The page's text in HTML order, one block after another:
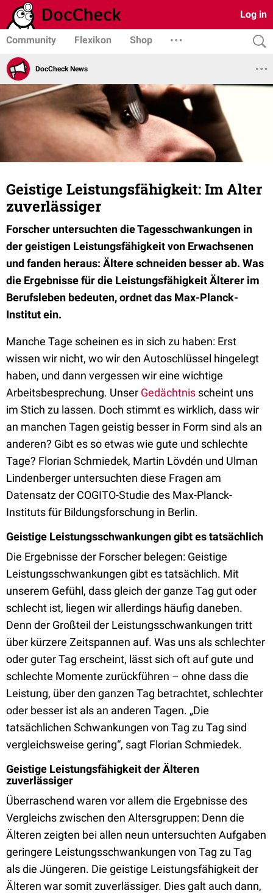
Log in
Community Flexikon Shop
DocCheck News
Geistige Leistungsfähigkeit: Im Alter
zuverlässiger
Forscher untersuchten die Tagesschwankungen in
der geistigen Leistungsfähigkeit von Erwachsenen
und fanden heraus: Ältere schneiden besser ab. Was
die Ergebnisse für die Leistungsfähigkeit Älterer im
Berufsleben bedeuten, ordnet das Max-Planck-
Institut ein.
Manche Tage scheinen es in sich zu haben: Erst
wissen wir nicht, wo wir den Autoschlüssel hingelegt
haben, und dann vergessen wir eine wichtige
Arbeitsbesprechung. Unser Gedächtnis scheint uns
im Stich zu lassen. Doch stimmt es wirklich, dass wir
an manchen Tagen geistig besser in Form sind als an
anderen? Gibt es so etwas wie gute und schlechte
Tage? Florian Schmiedek, Martin Lövdén und Ulman
Lindenberger untersuchten diese Fragen am
Datensatz der COGITO-Studie des Max-Planck-
Instituts für Bildungsforschung in Berlin.
Geistige Leistungsschwankungen gibt es tatsächlich
Die Ergebnisse der Forscher belegen: Geistige
Leistungsschwankungen gibt es tatsächlich. Mit
unserem Gefühl, dass gleich der ganze Tag gut oder
schlecht ist, liegen wir allerdings häufig daneben.
Denn der Großteil der Leistungsschwankungen tritt
über kürzere Zeitspannen auf. Was uns als schlechter
oder guter Tag erscheint, lässt sich oft auf gute und
schlechte Momente zurückführen – ohne dass die
Leistung, über den ganzen Tag betrachtet, schlechter
oder besser ist als an anderen Tagen. „Die
tatsächlichen Schwankungen von Tag zu Tag sind
vergleichsweise gering“, sagt Florian Schmiedek.
Geistige Leistungsfähigkeit der Älteren
zuverlässiger
Überraschend waren vor allem die Ergebnisse des
Vergleichs zwischen den Altersgruppen: Denn die
Älteren zeigten bei allen neun untersuchten Aufgaben
geringere Leistungsschwankungen von Tag zu Tag
als die Jüngeren. Die geistige Leistungsfähigkeit der
Älteren war somit zuverlässiger. Dies galt auch dann,